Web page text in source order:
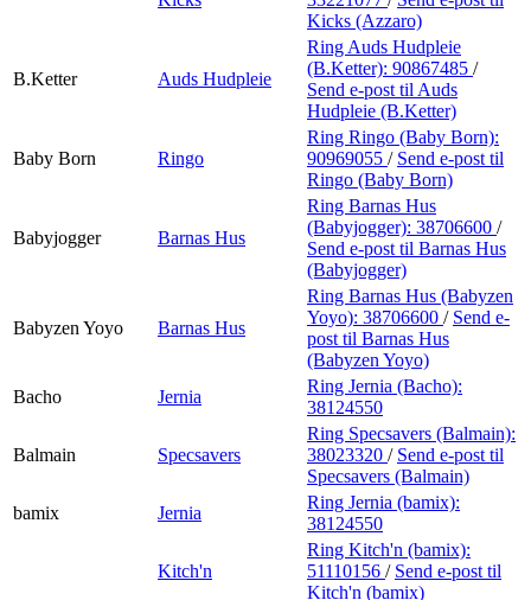
Kicks (Azzaro)
B.Ketter Auds Hudpleie
Ring Auds Hudpleie
(B.Ketter): 90867485 /
Send e-post til Auds
Hudpleie (B.Ketter)
Baby Born Ringo
Ring Ringo (Baby Born):
90969055 / Send e-post til
Ringo (Baby Born)
Babyjogger Barnas Hus
Ring Barnas Hus
(Babyjogger): 38706600 /
Send e-post til Barnas Hus
(Babyjogger)
Babyzen Yoyo Barnas Hus
Ring Barnas Hus (Babyzen
Yoyo): 38706600 / Send e-
post til Barnas Hus
(Babyzen Yoyo)
Bacho
Jernia
Ring Jernia (Bacho):
38124550
Balmain Specsavers
Ring Specsavers (Balmain):
38023320 / Send e-post til
Specsavers (Balmain)
bamix
Jernia
Ring Jernia (bamix):
38124550
Kitch'n
Ring Kitch'n (bamix):
51110156 / Send e-post til
Kitch'n (bamix)